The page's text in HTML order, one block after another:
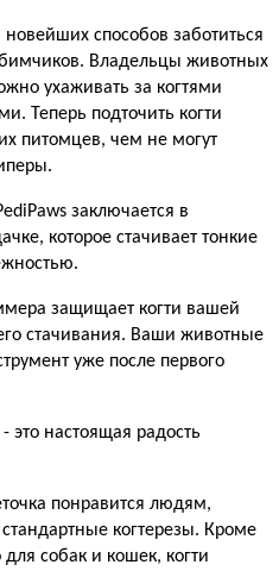
способов заботиться
Владельцы животных
ухаживать за когтями
Теперь подточить когти
питомцев, чем не могут
заключается в
которое стачивает тонкие
защищает когти вашей
стачивания. Ваши животные
уже после первого
это настоящая радость
понравится людям,
когтерезы. Кроме
для собак и кошек, когти